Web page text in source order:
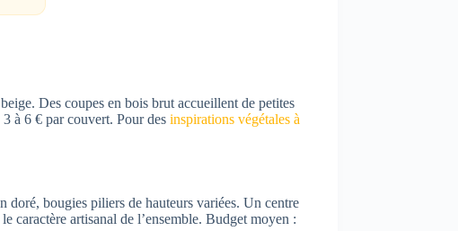
Des coupes en bois brut accueillent de petites
à 6 € par couvert. Pour des inspirations végétales à
doré, bougies piliers de hauteurs variées. Un centre
caractère artisanal de l’ensemble. Budget moyen :